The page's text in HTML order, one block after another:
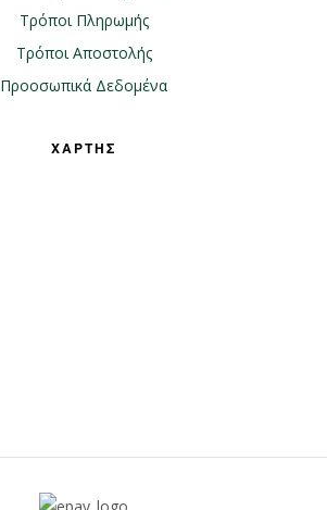
Τρόποι Πληρωμής
Τρόποι Αποστολής
Προοσωπικά Δεδομένα
ΧΑΡΤΗΣ